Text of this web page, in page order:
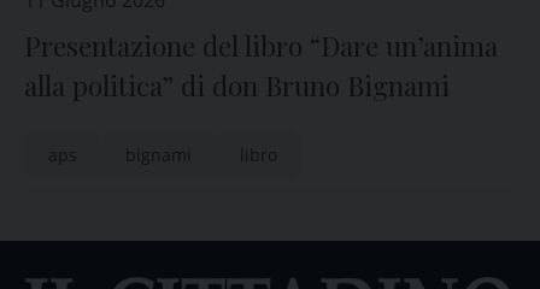
Presentazione del libro “Dare un’anima
alla politica” di don Bruno Bignami
aps bignami libro